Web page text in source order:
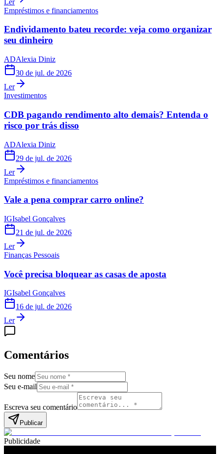
Empréstimos e financiamentos
Endividamento bateu recorde: veja como organizar
seu dinheiro
ADAlexia Diniz
30 de jul. de 2026
Ler
Investimentos
CDB pagando rendimento alto demais? Entenda o
risco por trás disso
ADAlexia Diniz
29 de jul. de 2026
Ler
Empréstimos e financiamentos
Vale a pena comprar carro online?
IGIsabel Gonçalves
21 de jul. de 2026
Ler
Finanças Pessoais
Você precisa bloquear as casas de aposta
IGIsabel Gonçalves
16 de jul. de 2026
Ler
Comentários
Seu nome
Seu e-mail
Escreva seu comentário
Publicar
Publicidade